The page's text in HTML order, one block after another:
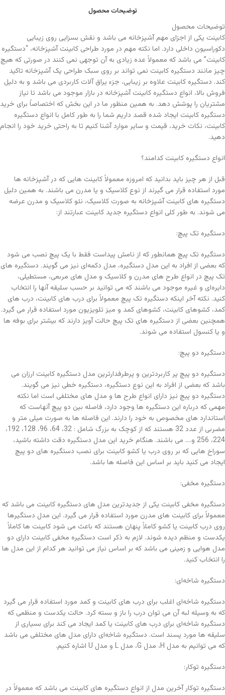
توضیحات محصول
توضیحات محصول
کابینت یکی از اجزای مهم آشپزخانه می باشد و نقش بسزایی روی زیبایی
دکوراسیون داخلی دارد. اما نکته مهم در مورد طراحی کابینت آشپزخانه، “دستگیره
کابینت” می باشد که معمولاً عده زیادی به آن توجهی نمی کنند در صورتی که هیچ
چیز مانند دستگیره کابینت نمی تواند بر روی سبک طراحی یک آشپزخانه تاکید
کند. دستگیره کابینت علاوه بر زیبایی، جزء یراق آلات کاربردی می باشد و به دلیل
فروش بالا، انواع دستگیره کابینت آشپزخانه در بازار موجود می باشد تا نیاز
مشتریان را پوشش دهد. به همین منظور ما در این بخش که اختصاصاً برای خرید
دستگیره کابینت ایجاد شده قصد داریم شما را به طور کامل با انواع دستگیره
کابینت، نکات خرید، قیمت و سایر موارد آشنا کنیم تا به راحتی خرید خود را انجام
دهید.
انواع دستگیره کابینت کدامند؟
قبل از هر چیز باید بدانید که امروزه معمولاً کابینت هایی که در آشپزخانه ها
مورد استفاده قرار می گیرند از نوع کلاسیک و یا مدرن می باشند. به همین دلیل
دستگیره های کابینت آشپزخانه به صورت کلاسیک، نئو کلاسیک و مدرن عرضه
می شوند. به طور کلی انواع دستگیره جدید کابینت عبارتند از:
دستگیره تک پیچ:
دستگیره تک پیچ همانطور که از نامش پیداست فقط با یک پیچ نصب می شود
که بعضی از افراد به این مدل دستگیره، مدل دکمه‌ای نیز می گویند. دستگیره های
تک پیچ در انواع طرح های مدرن و کلاسیک و مدل های مربعی، مستطیلی،
دایره‌ای و غیره موجود می باشند که می توانید بر حسب سلیقه آنها را انتخاب
کنید. نکته آخر اینکه دستگیره تک پیچ معمولاً برای درب های کابینت، درب های
کمد، کشوهای کابینت، کشوهای کمد و میز تلویزیون مورد استفاده قرار می گیرد.
همچنین بعضی از دستگیره های تک پیچ حالت آویز دارند که بیشتر برای بوفه ها
و یا کنسول استفاده می شوند.
دستگیره دو پیچ:
دستگیره دو پیچ پر کاربردترین و پرطرفدارترین مدل دستگیره کابینت ارزان می
باشد که بعضی از افراد به این نوع دستگیره، دستگیره خطی نیز می گویند.
دستگیره دو پیچ نیز دارای انواع طرح ها و مدل های مختلفی است اما نکته
مهمی که درباره این دستگیره ها وجود دارد، فاصله بین دو پیچ آنهاست که
استاندارد های مخصوص به خود را دارند. این فاصله ها به صورت میلی متر و
مضربی از عدد 32 هستند که از کوچک به بزرگ شامل : 32، 64، 96، 128، 192،
224، 256 و…. می باشند. هنگام خرید این مدل دستگیره دقت داشته باشید،
سوراخ هایی که بر روی درب یا کشو کابینت برای نصب دستگیره های دو پیچ
ایجاد می کنید باید بر اساس این فاصله ها باشد.
دستگیره مخفی:
دستگیره مخفی کابینت یکی از جدیدترین مدل های دستگیره کابینت می باشد که
معمولاً برای کابینت های مدرن مورد استفاده قرار می گیرد. این مدل دستگیرها
روی درب کابینت یا کشو کاملاً پنهان هستند که باعث می شود کابینت ها کاملاً
یکدست و منظم دیده شوند. لازم به ذکر است دستگیره مخفی کابینت دارای دو
مدل هوایی و زمینی می باشد که بر اساس نیاز می توانید هر کدام از این مدل ها
را انتخاب کنید.
دستگیره شاخه‌ای:
دستگیره شاخه‌ای اغلب برای درب های کابینت و کمد مورد استفاده قرار می گیرد
که به وسیله لبه آن می توان درب را باز و بسته کرد. حالت یکدست و منظمی که
دستگیره شاخه‌ای برای درب های کابینت یا کمد ایجاد می کند برای بسیاری از
سلیقه ها مورد پسند است. دستگیره شاخه‌ای دارای مدل های مختلفی می باشد
که می توانیم به مدل H، مدل G، مدل L و مدل U اشاره کنیم.
دستگیره توکار:
دستگیره توکار آخرین مدل از انواع دستگیره های کابینت می باشد که معمولاً در